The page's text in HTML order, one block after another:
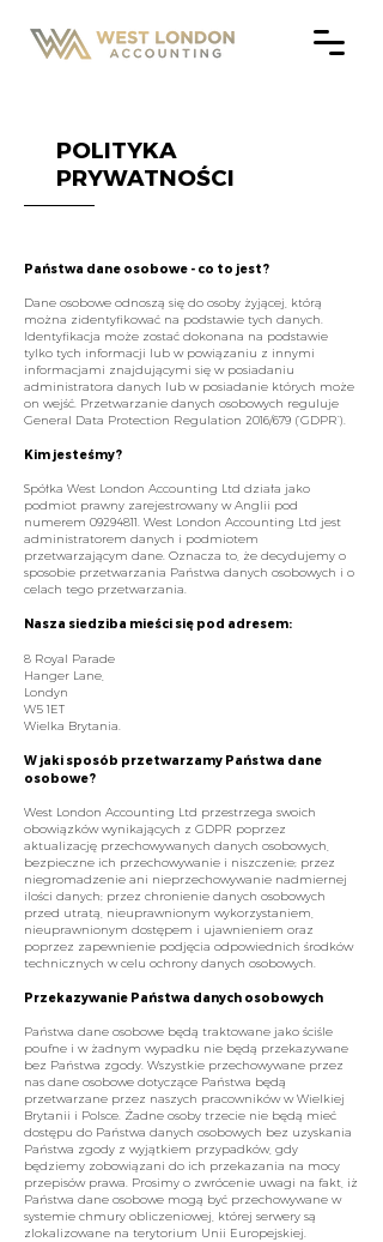
POLITYKA
PRYWATNOŚCI
Państwa dane osobowe - co to jest?
Dane osobowe odnoszą się do osoby żyjącej, którą
można zidentyfikować na podstawie tych danych.
Identyfikacja może zostać dokonana na podstawie
tylko tych informacji lub w powiązaniu z innymi
informacjami znajdującymi się w posiadaniu
administratora danych lub w posiadanie których może
on wejść. Przetwarzanie danych osobowych reguluje
General Data Protection Regulation 2016/679 (‘GDPR’).
Kim jesteśmy?
Spółka West London Accounting Ltd działa jako
podmiot prawny zarejestrowany w Anglii pod
numerem 09294811. West London Accounting Ltd jest
administratorem danych i podmiotem
przetwarzającym dane. Oznacza to, że decydujemy o
sposobie przetwarzania Państwa danych osobowych i o
celach tego przetwarzania.
Nasza siedziba mieści się pod adresem:
8 Royal Parade
Hanger Lane,
Londyn
W5 1ET
Wielka Brytania.
W jaki sposób przetwarzamy Państwa dane
osobowe?
West London Accounting Ltd przestrzega swoich
obowiązków wynikających z GDPR poprzez
aktualizację przechowywanych danych osobowych,
bezpieczne ich przechowywanie i niszczenie; przez
niegromadzenie ani nieprzechowywanie nadmiernej
ilości danych; przez chronienie danych osobowych
przed utratą, nieuprawnionym wykorzystaniem,
nieuprawnionym dostępem i ujawnieniem oraz
poprzez zapewnienie podjęcia odpowiednich środków
technicznych w celu ochrony danych osobowych.
Przekazywanie Państwa danych osobowych
Państwa dane osobowe będą traktowane jako ściśle
poufne i w żadnym wypadku nie będą przekazywane
bez Państwa zgody. Wszystkie przechowywane przez
nas dane osobowe dotyczące Państwa będą
przetwarzane przez naszych pracowników w Wielkiej
Brytanii i Polsce. Żadne osoby trzecie nie będą mieć
dostępu do Państwa danych osobowych bez uzyskania
Państwa zgody z wyjątkiem przypadków, gdy
będziemy zobowiązani do ich przekazania na mocy
przepisów prawa. Prosimy o zwrócenie uwagi na fakt, iż
Państwa dane osobowe mogą być przechowywane w
systemie chmury obliczeniowej, której serwery są
zlokalizowane na terytorium Unii Europejskiej.